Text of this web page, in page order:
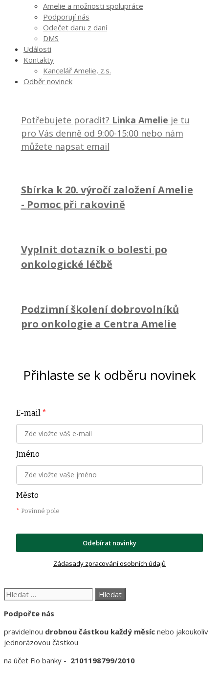
Amelie a možnosti spolupráce
Podporují nás
Odečet daru z daní
DMS
Události
Kontakty
Kancelář Amelie, z.s.
Odběr novinek
Potřebujete poradit? Linka Amelie je tu
pro Vás denně od 9:00-15:00 nebo nám
můžete napsat email
Sbírka k 20. výročí založení Amelie
- Pomoc při rakovině
Vyplnit dotazník o bolesti po
onkologické léčbě
Podzimní školení dobrovolníků
pro onkologie a Centra Amelie
Přihlaste se k odběru novinek
E-mail *
Jméno
Město
* Povinné pole
Odebírat novinky
Zádasady zpracování osobních údajů
Hledat:
Podpořte nás
pravidelnou drobnou částkou každý měsíc nebo jakoukoliv
jednorázovou částkou
na účet Fio banky - 2101198799/2010